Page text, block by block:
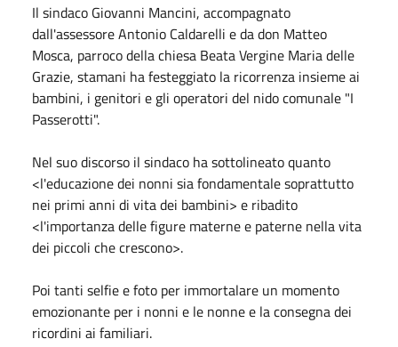
Il sindaco Giovanni Mancini, accompagnato
dall'assessore Antonio Caldarelli e da don Matteo
Mosca, parroco della chiesa Beata Vergine Maria delle
Grazie, stamani ha festeggiato la ricorrenza insieme ai
bambini, i genitori e gli operatori del nido comunale "I
Passerotti".
Nel suo discorso il sindaco ha sottolineato quanto
<l'educazione dei nonni sia fondamentale soprattutto
nei primi anni di vita dei bambini> e ribadito
<l'importanza delle figure materne e paterne nella vita
dei piccoli che crescono>.
Poi tanti selfie e foto per immortalare un momento
emozionante per i nonni e le nonne e la consegna dei
ricordini ai familiari.